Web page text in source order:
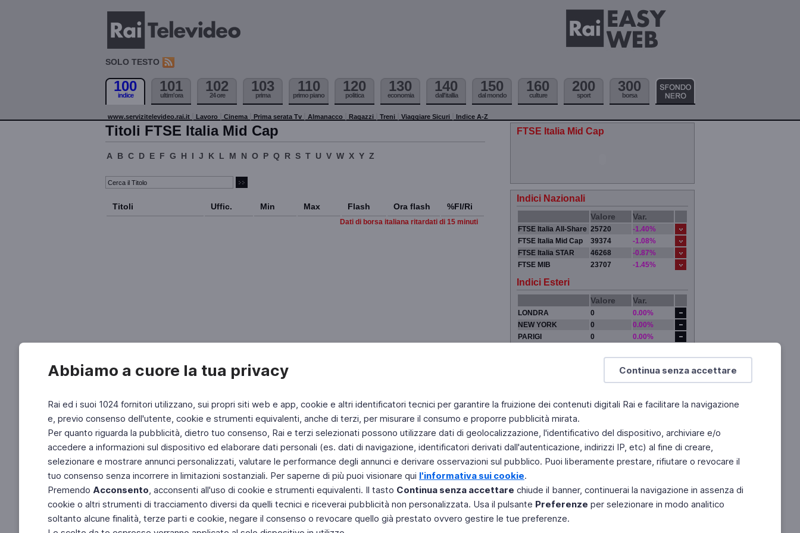
Continua senza accettare
Abbiamo a cuore la tua privacy
Rai ed i suoi 1024 fornitori utilizzano, sui propri siti web e app, cookie e altri identificatori tecnici per garantire la fruizione dei contenuti digitali Rai e facilitare la navigazione
e, previo consenso dell'utente, cookie e strumenti equivalenti, anche di terzi, per misurare il consumo e proporre pubblicità mirata.
Per quanto riguarda la pubblicità, dietro tuo consenso, Rai e terzi selezionati possono utilizzare dati di geolocalizzazione, l'identificativo del dispositivo, archiviare e/o
accedere a informazioni sul dispositivo ed elaborare dati personali (es. dati di navigazione, identificatori derivati dall'autenticazione, indirizzi IP, etc) al fine di creare,
selezionare e mostrare annunci personalizzati, valutare le performance degli annunci e derivare osservazioni sul pubblico. Puoi liberamente prestare, rifiutare o revocare il
tuo consenso senza incorrere in limitazioni sostanziali. Per saperne di più puoi visionare qui l'informativa sui cookie.
Premendo Acconsento, acconsenti all'uso di cookie e strumenti equivalenti. Il tasto Continua senza accettare chiude il banner, continuerai la navigazione in assenza di
cookie o altri strumenti di tracciamento diversi da quelli tecnici e riceverai pubblicità non personalizzata. Usa il pulsante Preferenze per selezionare in modo analitico
soltanto alcune finalità, terze parti e cookie, negare il consenso o revocare quello già prestato ovvero gestire le tue preferenze.
SOLO TESTO
100
indice
101
ultim'ora
102
24 ore
103
prima
110
primo piano
120
politica
130
economia
140
dall'itallia
150
dal mondo
160
culture
200
sport
300
borsa
www.servizitelevideo.rai.it Lavoro Cinema Prima serata Tv Almanacco Ragazzi Treni Viaggiare Sicuri Indice A-Z
Titoli FTSE Italia Mid Cap
A B C D E F G H I J K L M N O P Q R S T U V W X Y Z
Titoli Uffic. Min Max Flash Ora flash %Fl/Ri
Dati di borsa italiana ritardati di 15 minuti
FTSE Italia Mid Cap
Indici Nazionali
Valore Var.
FTSE Italia All-Share 25720
-1.40%
FTSE Italia Mid Cap
39374
-1.08%
FTSE Italia STAR
46268
-0.87%
FTSE MIB
23707 -1.45%
Indici Esteri
Valore Var.
LONDRA 0
0.00%
NEW YORK
0
0.00%
PARIGI
0
0.00%
Fai di Televideo la tua Home Page Chi Siamo
Copyright © 2011 Rai - Tutti i diritti riservati
Engineered by RAI - Reti e Piattaforme